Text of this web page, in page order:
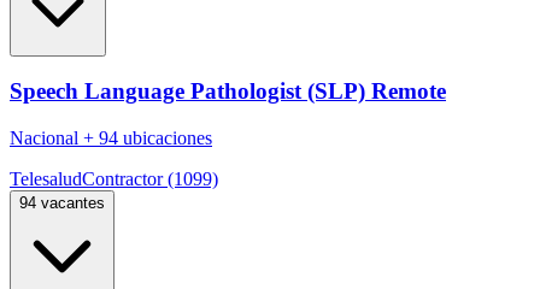
Speech Language Pathologist (SLP) Remote
Nacional + 94 ubicaciones
TelesaludContractor (1099)
94 vacantes